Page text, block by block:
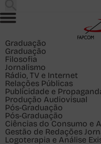
Graduação
Graduação
Filosofia
Jornalismo
Rádio, TV e Internet
Relações Públicas
Publicidade e
Produção Audiovisual
Pós-Graduação
Pós-Graduação
Ciências do Consumo e
Gestão de Redações
Logoterapia e Análise